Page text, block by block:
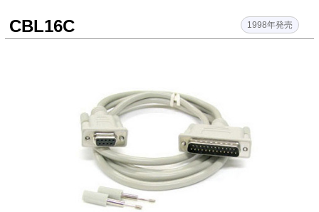
お客様サポート
お問い合わせ
CBL16C 1998年発売